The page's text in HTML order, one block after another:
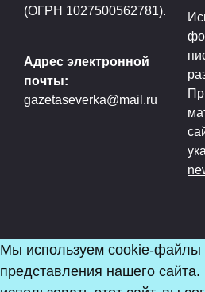
(ОГРН 1027500562781).
Адрес электронной
почты:
gazetaseverka@mail.ru
Мы используем cookie-файлы
представления нашего